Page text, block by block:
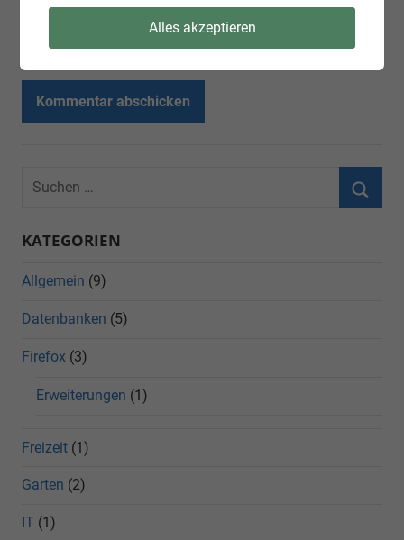
Website
KATEGORIEN
Allgemein (9)
Datenbanken (5)
Firefox (3)
Erweiterungen (1)
Freizeit (1)
Garten (2)
IT (1)
Alles akzeptieren